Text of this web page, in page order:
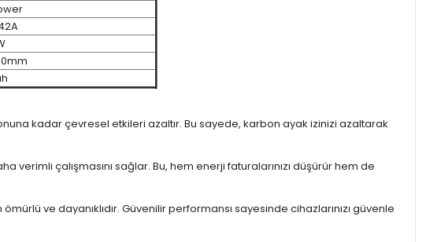
kadar çevresel etkileri azaltır. Bu sayede, karbon ayak izinizi azaltarak
çalışmasını sağlar. Bu, hem enerji faturalarınızı düşürür hem de
ve dayanıklıdır. Güvenilir performansı sayesinde cihazlarınızı güvenle